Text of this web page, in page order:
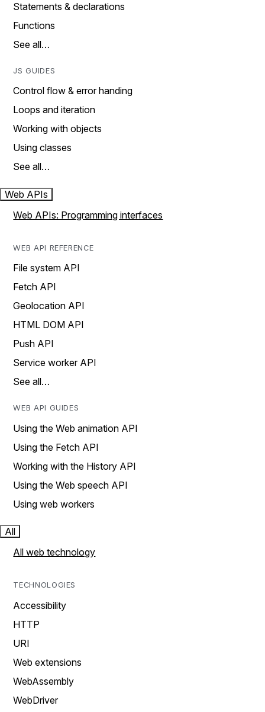
Statements & declarations
Functions
See all…
JS GUIDES
Control flow & error handing
Loops and iteration
Working with objects
Using classes
See all…
Web APIs
Web APIs: Programming interfaces
WEB API REFERENCE
File system API
Fetch API
Geolocation API
HTML DOM API
Push API
Service worker API
See all…
WEB API GUIDES
Using the Web animation API
Using the Fetch API
Working with the History API
Using the Web speech API
Using web workers
All
All web technology
TECHNOLOGIES
Accessibility
HTTP
URI
Web extensions
WebAssembly
WebDriver